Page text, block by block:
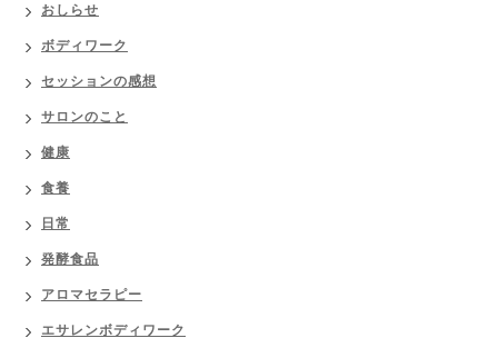
おしらせ
ボディワーク
セッションの感想
サロンのこと
健康
食養
日常
発酵食品
アロマセラピー
エサレンボディワーク